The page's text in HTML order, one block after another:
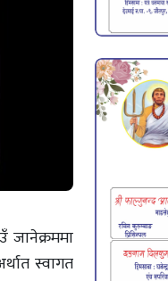
जानेक्रममा
स्वागत